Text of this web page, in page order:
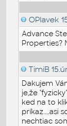
OPlavek
Advance
Properties?
TimiB
Dakujem
je,že
ked na to
príkaz....asi
nechtiac